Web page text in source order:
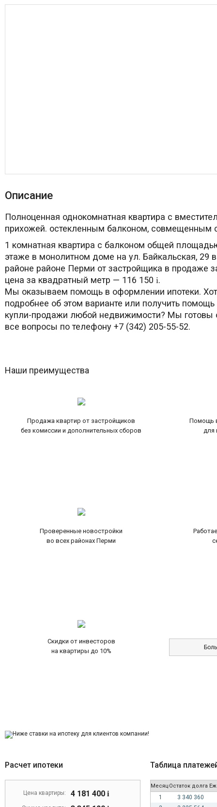
Описание
Полноценная однокомнатная квартира с
прихожей. остекленным балконом, совмещенным
1 комнатная квартира с балконом общей
этаже в монолитном доме на ул. Байкальская, 29
районе районе Перми от застройщика в продаже
цена за квадратный метр — 116 150 i.
Мы оказываем помощь в оформлении ипотеки.
подробнее об этом варианте или получить помощь
купли-продажи любой недвижимости? Мы готовы
все вопросы по телефону +7 (342) 205-55-52.
Наши преимущества
Продажа квартир от застройщиков
без комиссии и дополнительных сборов
Помощь
для
Проверенные новостройки
во всех районах Перми
Скидки от инвесторов
на квартиры до 10%
Расчет ипотеки
Цена квартиры: 4 181 400 i
Таблица
Месяц Остаток долга
1
3 340 360